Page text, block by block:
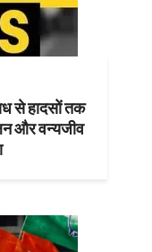
से हादसों तक
और वन्यजीव